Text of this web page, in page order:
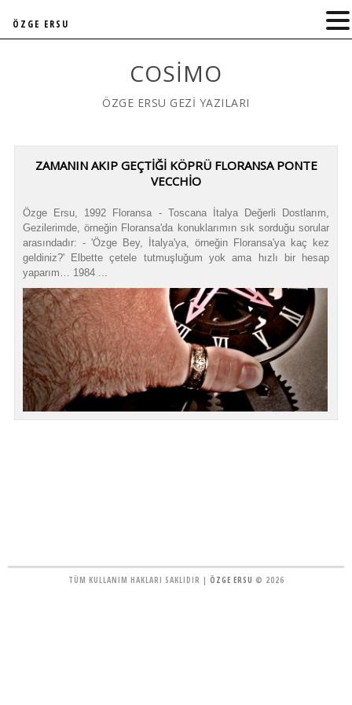
COSIMO
ÖZGE ERSU GEZİ YAZILARI
ZAMANIN AKIP GEÇTIĞI KÖPRÜ FLORANSA PONTE
VECCHIO
Özge Ersu, 1992 Floransa - Toscana İtalya Değerli Dostlarım,
Gezilerimde, örneğin Floransa'da konuklarımın sık sorduğu sorular
arasındadır: - 'Özge Bey, İtalya'ya, örneğin Floransa'ya kaç kez
geldiniz?' Elbette çetele tutmuşluğum yok ama hızlı bir hesap
yaparım… 1984 ...
TÜM KULLANIM HAKLARI SAKLIDIR | ÖZGE ERSU © 2026
ÖZGE ERSU